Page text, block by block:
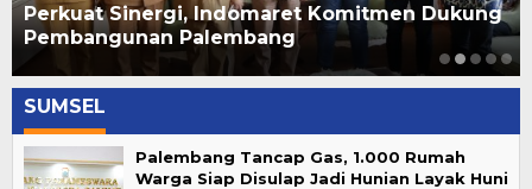
Perkuat Sinergi, Indomaret Komitmen Dukung
Pembangunan Palembang
SUMSEL
Palembang Tancap Gas, 1.000 Rumah
Warga Siap Disulap Jadi Hunian Layak Huni